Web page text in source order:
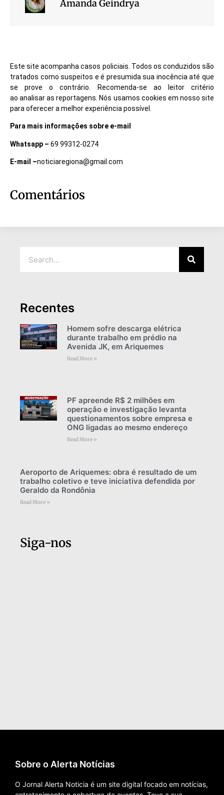
Amanda Geindrya
Este site acompanha casos policiais. Todos os conduzidos são
tratados como suspeitos e é presumida sua inocência até que
se prove o contrário. Recomenda-se ao leitor critério
ao analisar as reportagens. Nós usamos cookies em nosso site
para oferecer a melhor experiência possível.
Para mais informações sobre e-mail
Whatsapp – 69 99312-0274
E-mail –noticiaregiona@gmail.com
Comentários
Recentes
Homem sofre descarga elétrica
durante trabalho em prédio na
Avenida JK, em Ariquemes
Read More »
PF apreende R$ 2 milhões em
operação e investigação levanta
questionamentos sobre empresa e
ONG ligadas ao mesmo endereço
Read More »
Aeroporto de Ariquemes: obra é resultado de um
trabalho coletivo e teve iniciativa defendida por
Geraldo da Rondônia
Read More »
Siga-nos
Sobre o Alerta Notícias
O Jornal Alerta Noticia é um site digital focado em notícias,